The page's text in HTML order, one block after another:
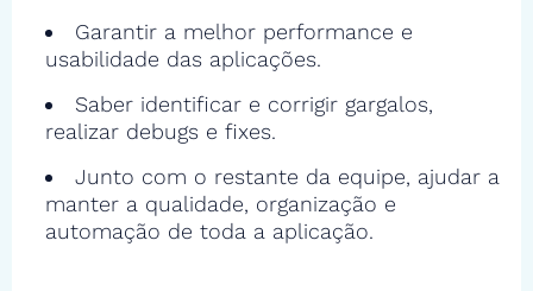
Garantir a melhor performance e
usabilidade das aplicações.
Saber identificar e corrigir gargalos,
realizar debugs e fixes.
Junto com o restante da equipe, ajudar a
manter a qualidade, organização e
automação de toda a aplicação.